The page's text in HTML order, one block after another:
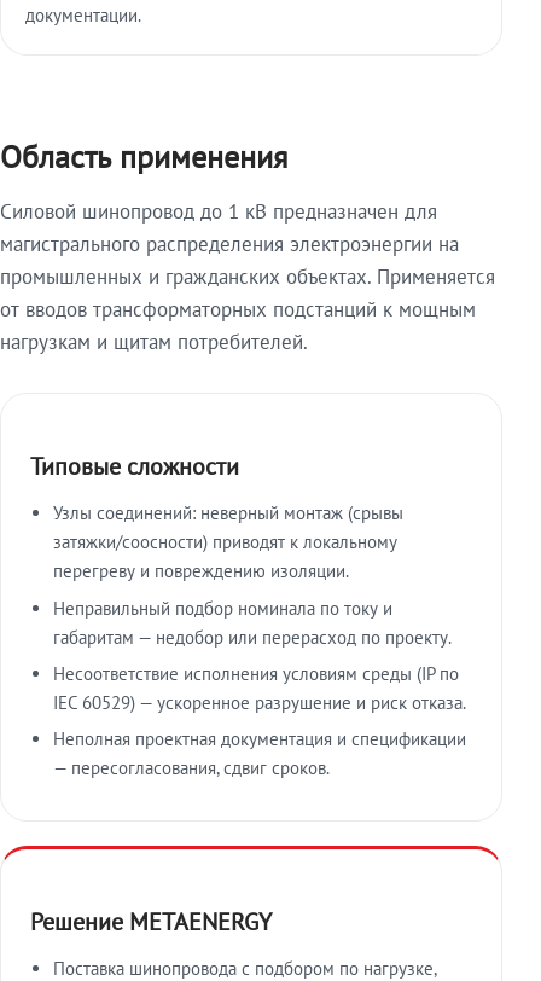
документации.
Область применения
Силовой шинопровод до 1 кВ предназначен для
магистрального распределения электроэнергии на
промышленных и гражданских объектах. Применяется
от вводов трансформаторных подстанций к мощным
нагрузкам и щитам потребителей.
Типовые сложности
Узлы соединений: неверный монтаж (срывы
затяжки/соосности) приводят к локальному
перегреву и повреждению изоляции.
Неправильный подбор номинала по току и
габаритам — недобор или перерасход по проекту.
Несоответствие исполнения условиям среды (IP по
IEC 60529) — ускоренное разрушение и риск отказа.
Неполная проектная документация и спецификации
— пересогласования, сдвиг сроков.
Решение METAENERGY
Поставка шинопровода с подбором по нагрузке,